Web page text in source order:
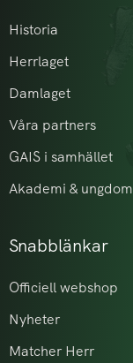
Historia
Herrlaget
Damlaget
Våra partners
GAIS i samhället
Akademi & ungdom
Snabblänkar
Officiell webshop
Nyheter
Matcher Herr